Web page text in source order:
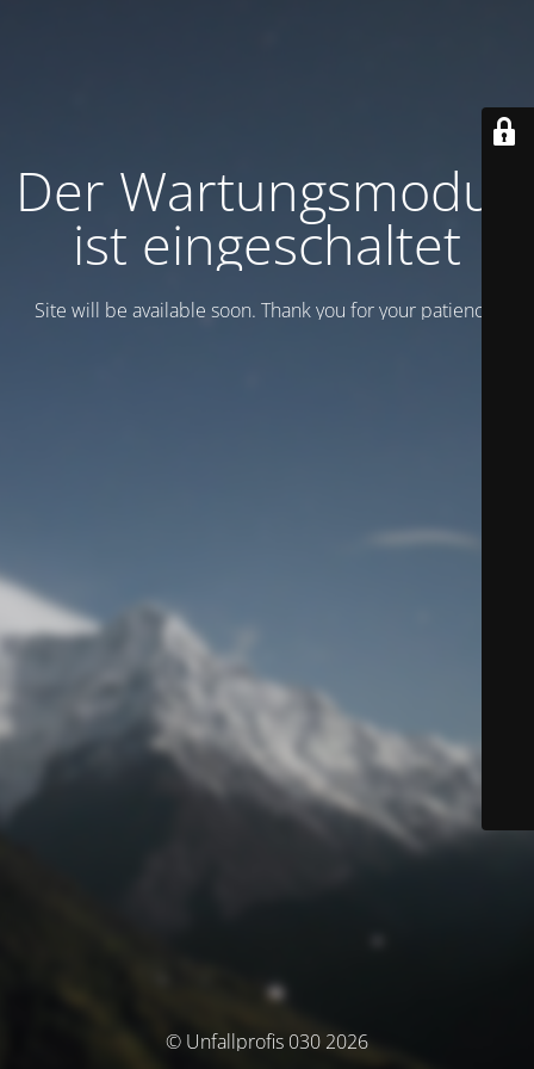
Der Wartungsmodus
ist eingeschaltet
Site will be available soon. Thank you for your patience!
© Unfallprofis 030 2026